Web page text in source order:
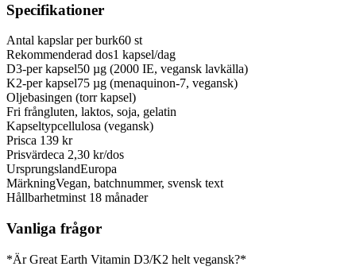
Specifikationer
Antal kapslar per burk60 st
Rekommenderad dos1 kapsel/dag
D3-per kapsel50 µg (2000 IE, vegansk lavkälla)
K2-per kapsel75 µg (menaquinon-7, vegansk)
Oljebasingen (torr kapsel)
Fri frångluten, laktos, soja, gelatin
Kapseltypcellulosa (vegansk)
Prisca 139 kr
Prisvärdeca 2,30 kr/dos
UrsprungslandEuropa
MärkningVegan, batchnummer, svensk text
Hållbarhetminst 18 månader
Vanliga frågor
*Är Great Earth Vitamin D3/K2 helt vegansk?*